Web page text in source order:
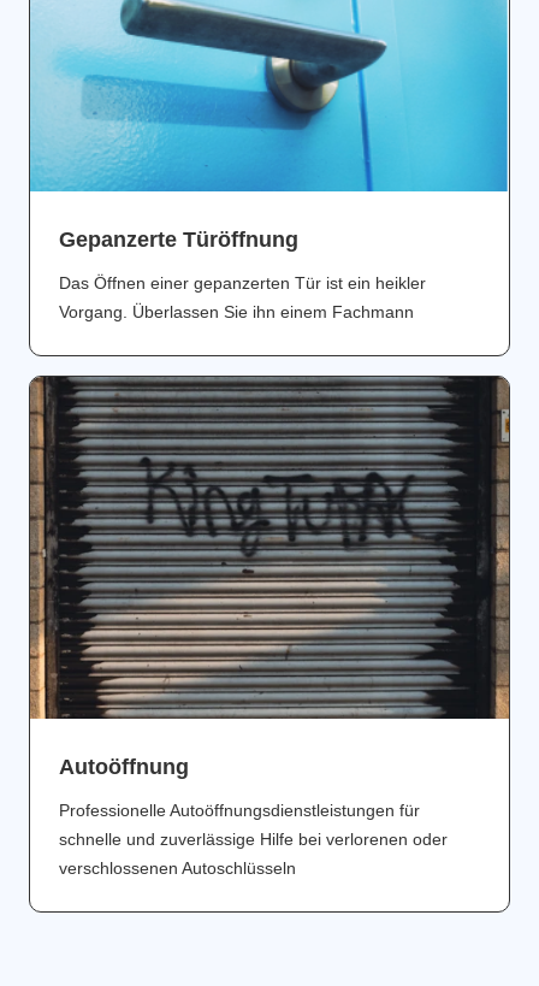
Gepanzerte Türöffnung
Das Öffnen einer gepanzerten Tür ist ein heikler
Vorgang. Überlassen Sie ihn einem Fachmann
Аutoöffnung
Professionelle Autoöffnungsdienstleistungen für
schnelle und zuverlässige Hilfe bei verlorenen oder
verschlossenen Autoschlüsseln